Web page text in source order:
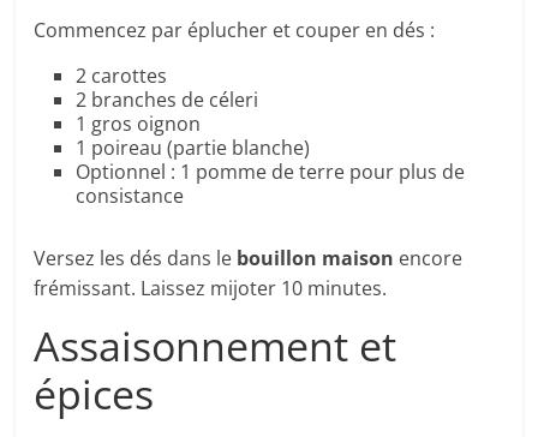
Commencez par éplucher et couper en dés :
2 carottes
2 branches de céleri
1 gros oignon
1 poireau (partie blanche)
Optionnel : 1 pomme de terre pour plus de
consistance
Versez les dés dans le bouillon maison encore
frémissant. Laissez mijoter 10 minutes.
Assaisonnement et
épices